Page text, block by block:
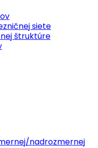
siete
štruktúre
nadrozmernej